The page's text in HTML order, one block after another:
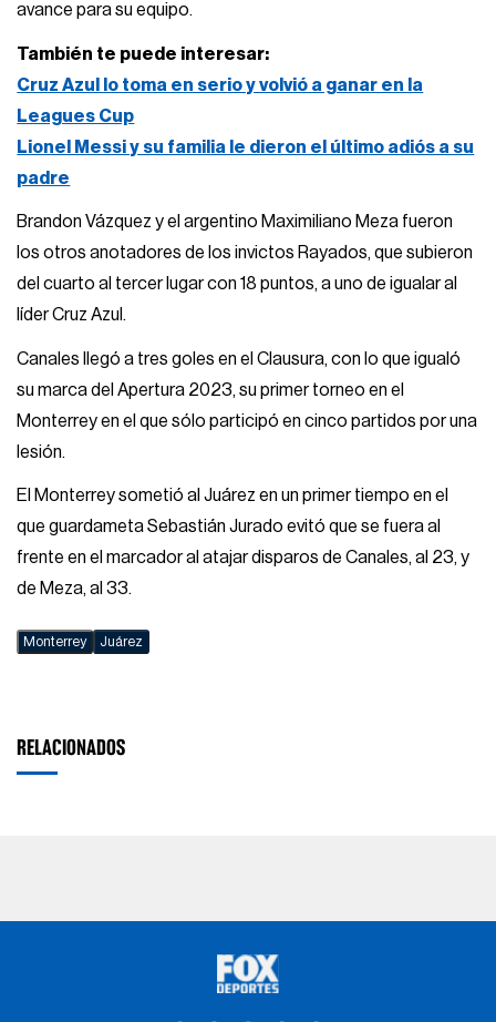
avance para su equipo.
También te puede interesar:
Cruz Azul lo toma en serio y volvió a ganar en la
Leagues Cup
Lionel Messi y su familia le dieron el último adiós a su
padre
Brandon Vázquez y el argentino Maximiliano Meza fueron
los otros anotadores de los invictos Rayados, que subieron
del cuarto al tercer lugar con 18 puntos, a uno de igualar al
líder Cruz Azul.
Canales llegó a tres goles en el Clausura, con lo que igualó
su marca del Apertura 2023, su primer torneo en el
Monterrey en el que sólo participó en cinco partidos por una
lesión.
El Monterrey sometió al Juárez en un primer tiempo en el
que guardameta Sebastián Jurado evitó que se fuera al
frente en el marcador al atajar disparos de Canales, al 23, y
de Meza, al 33.
Monterrey Juárez
RELACIONADOS